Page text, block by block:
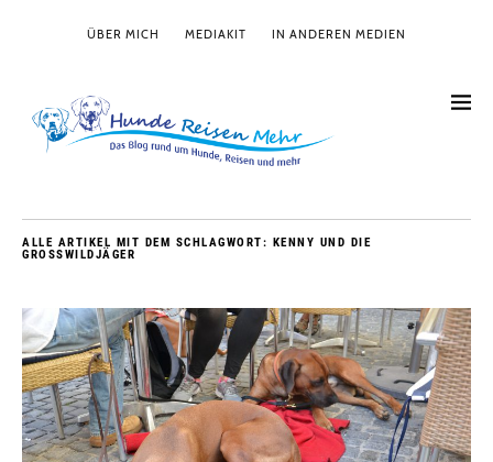
ÜBER MICH MEDIAKIT IN ANDEREN MEDIEN
ALLE ARTIKEL MIT DEM SCHLAGWORT:
KENNY UND DIE
GROSSWILDJÄGER